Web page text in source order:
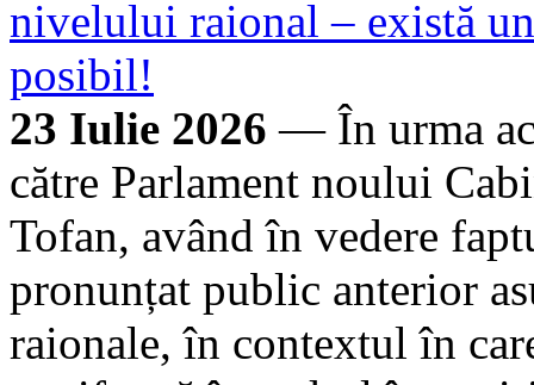
nivelului raional – există
posibil!
23 Iulie 2026 — În urma
către Parlament noului
Tofan, având în vedere
pronunțat public anterior
raionale, în contextul în